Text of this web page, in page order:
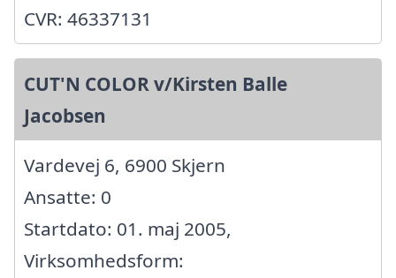
CVR: 46337131
CUT'N COLOR v/Kirsten Balle
Jacobsen
Vardevej 6, 6900 Skjern
Ansatte: 0
Startdato: 01. maj 2005,
Virksomhedsform: